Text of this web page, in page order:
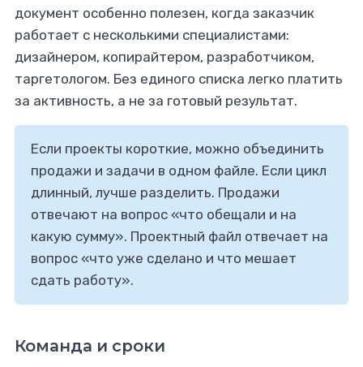
документ особенно полезен, когда заказчик
работает с несколькими специалистами:
дизайнером, копирайтером, разработчиком,
таргетологом. Без единого списка легко платить
за активность, а не за готовый результат.
Если проекты короткие, можно объединить
продажи и задачи в одном файле. Если цикл
длинный, лучше разделить. Продажи
отвечают на вопрос «что обещали и на
какую сумму». Проектный файл отвечает на
вопрос «что уже сделано и что мешает
сдать работу».
Команда и сроки